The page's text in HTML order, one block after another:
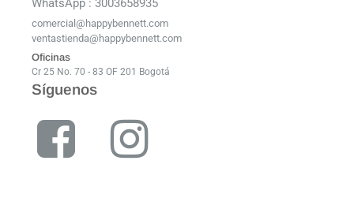
WhatsApp : 3003658935
comercial@happybennett.com
ventastienda@happybennett.com
Oficinas
Cr 25 No. 70 - 83 OF 201 Bogotá
Síguenos